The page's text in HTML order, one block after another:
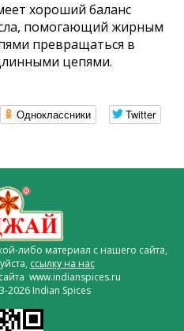
хороший баланс
помогающий жирным
превращаться в
цепями.
Одноклассники
Twitter
либо материал с нашего сайта,
ссылку на нас
www.indianspices.ru
2026 Indian Spices